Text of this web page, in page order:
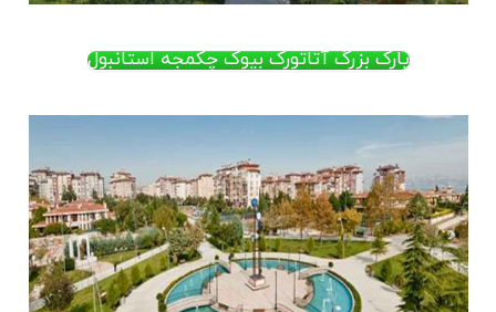
پارک بزرگ آتاتورک بیوک چکمجه استانبول